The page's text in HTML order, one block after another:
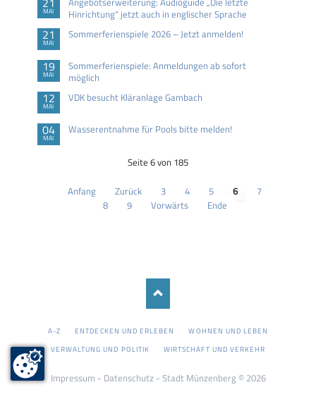
MAI
Hinrichtung“ jetzt auch in englischer Sprache
21
MAI
Sommerferienspiele 2026 – Jetzt anmelden!
19
MAI
Sommerferienspiele: Anmeldungen ab sofort
möglich
12
MAI
VDK besucht Kläranlage Gambach
04
MAI
Wasserentnahme für Pools bitte melden!
Seite 6 von 185
Anfang Zurück 3 4 5 6
7
8
9 Vorwärts Ende
NAVIGATION
A-Z ENTDECKEN UND ERLEBEN
WOHNEN UND LEBEN
VERWALTUNG UND POLITIK
WIRTSCHAFT UND VERKEHR
Impressum - Datenschutz- Stadt Münzenberg © 2026